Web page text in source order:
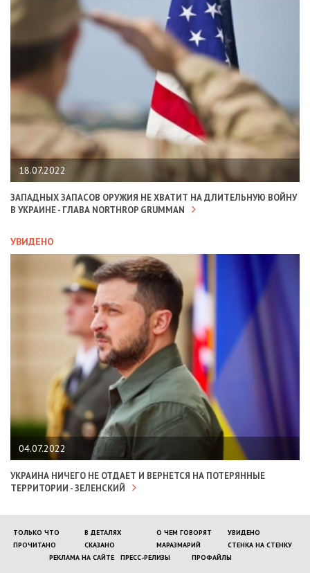
18.07.2022
ЗАПАДНЫХ ЗАПАСОВ ОРУЖИЯ НЕ ХВАТИТ НА ДЛИТЕЛЬНУЮ ВОЙНУ
В УКРАИНЕ - ГЛАВА NORTHROP GRUMMAN
УВИДЕНО
04.07.2022
УКРАИНА НИЧЕГО НЕ ОТДАЕТ И ВЕРНЕТСЯ НА ПОТЕРЯННЫЕ
ТЕРРИТОРИИ - ЗЕЛЕНСКИЙ
ТОЛЬКО ЧТО В ДЕТАЛЯХ О ЧЕМ ГОВОРЯТ
УВИДЕНО
ПРОЧИТАНО
СКАЗАНО МАРАЗМАРИЙ
СТЕНКА НА СТЕНКУ
РЕКЛАМА НА САЙТЕ
ПРЕСС-РЕЛИЗЫ ПРОФАЙЛЫ